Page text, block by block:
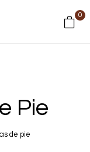
0
Pie
de pie